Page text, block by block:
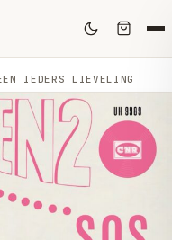
IEDERS LIEVELING